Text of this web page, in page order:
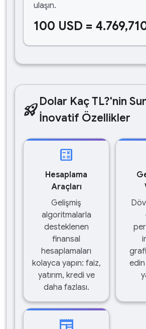
ulaşın.
100 USD =
rocket_launchDolar Kaç TL?'nin
İnovatif Özellikler
calculate
Hesaplama
Araçları
Gelişmiş
algoritmalarla
desteklenen
finansal
hesaplamaları
kolayca yapın: faiz,
yatırım, kredi ve
daha fazlası.
newspaper